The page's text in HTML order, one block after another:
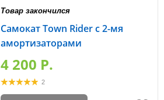
Товар закончился
Самокат Town Rider с 2-мя
амортизаторами
4 200 P.
2